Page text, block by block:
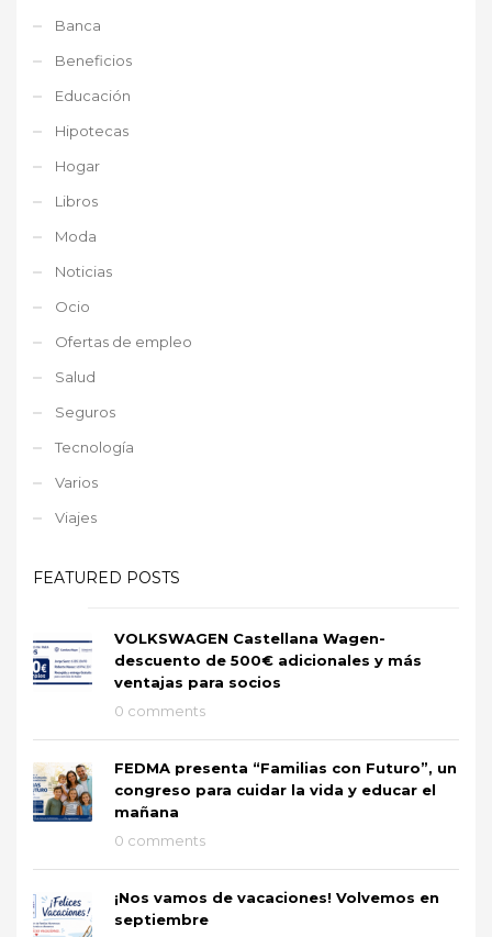
Banca
Beneficios
Educación
Hipotecas
Hogar
Libros
Moda
Noticias
Ocio
Ofertas de empleo
Salud
Seguros
Tecnología
Varios
Viajes
FEATURED POSTS
VOLKSWAGEN Castellana Wagen-
descuento de 500€ adicionales y más
ventajas para socios
0 comments
FEDMA presenta “Familias con Futuro”, un
congreso para cuidar la vida y educar el
mañana
0 comments
¡Nos vamos de vacaciones! Volvemos en
septiembre